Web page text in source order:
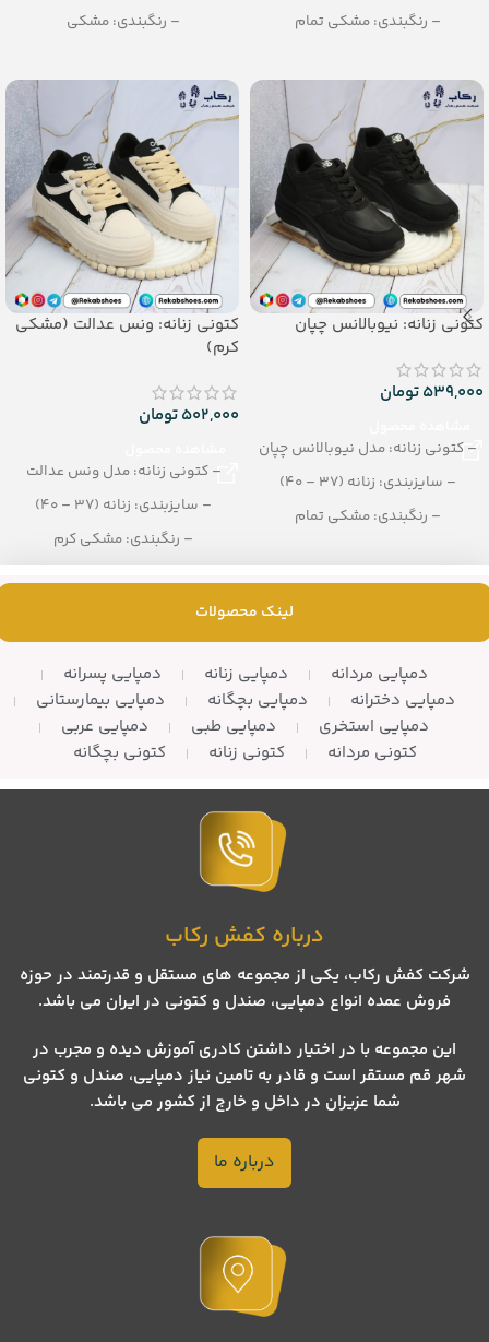
– رنگبندی: مشکی تمام
– رنگبندی: مشکی
جنس: PVC
کتونی زنانه: نیوبالانس چپان
539,000تومان
– کتونی زنانه: مدل نیوبالانس چپان
– سایزبندی: زنانه (37 – 40)
– رنگبندی: مشکی تمام
کتونی زنانه: ونس عدالت (مشکی
کرم)
502,000تومان
– کتونی زنانه: مدل ونس عدالت
– سایزبندی: زنانه (37 – 40)
– رنگبندی: مشکی کرم
لینک محصولات
دمپایی مردانه دمپایی زنانه
دمپایی پسرانه
دمپایی دخترانه
دمپایی بچگانه
دمپایی بیمارستانی
دمپایی استخری
دمپایی طبی
دمپایی عربی
کتونی مردانه
کتونی زنانه کتونی بچگانه
درباره کفش رکاب
شرکت کفش رکاب، یکی از مجموعه های مستقل و قدرتمند در حوزه
فروش عمده انواع دمپایی، صندل و کتونی در ایران می باشد.
این مجموعه با در اختیار داشتن کادری آموزش دیده و مجرب در
شهر قم مستقر است و قادر به تامین نیاز دمپایی، صندل و کتونی
شما عزیزان در داخل و خارج از کشور می باشد.
درباره ما